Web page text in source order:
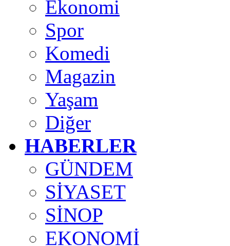
Ekonomi
Spor
Komedi
Magazin
Yaşam
Diğer
HABERLER
GÜNDEM
SİYASET
SİNOP
EKONOMİ